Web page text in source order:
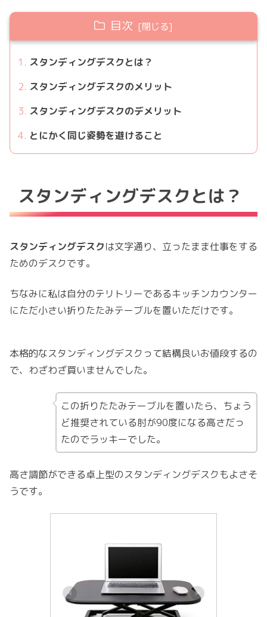
目次
スタンディングデスクとは？
スタンディングデスクのメリット
スタンディングデスクのデメリット
とにかく同じ姿勢を避けること
スタンディングデスクとは？
スタンディングデスクは文字通り、立ったまま仕事をする
ためのデスクです。
ちなみに私は自分のテリトリーであるキッチンカウンター
にただ小さい折りたたみテーブルを置いただけです。
本格的なスタンディングデスクって結構良いお値段するの
で、わざわざ買いませんでした。
この折りたたみテーブルを置いたら、ちょう
ど推奨されている肘が90度になる高さだっ
たのでラッキーでした。
高さ調節ができる卓上型のスタンディングデスクもよさそ
うです。